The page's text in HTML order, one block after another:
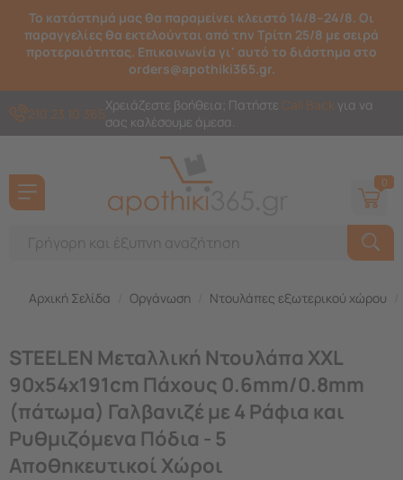
Το κατάστημά μας θα παραμείνει κλειστό 14/8–24/8. Οι
παραγγελίες θα εκτελούνται από την Τρίτη 25/8 με σειρά
προτεραιότητας. Επικοινωνία γι' αυτό το διάστημα στο
orders@apothiki365.gr.
210 23 10 365Χρειάζεστε βοήθεια; Πατήστε Call Back για να
σας καλέσουμε άμεσα.
0
Αρχική Σελίδα Οργάνωση Ντουλάπες εξωτερικού χώρου
STEELEN Μεταλλική Ντουλάπα XXL
90x54x191cm Πάχους 0.6mm/0.8mm
(πάτωμα) Γαλβανιζέ με 4 Ράφια και
Ρυθμιζόμενα Πόδια - 5
Αποθηκευτικοί Χώροι